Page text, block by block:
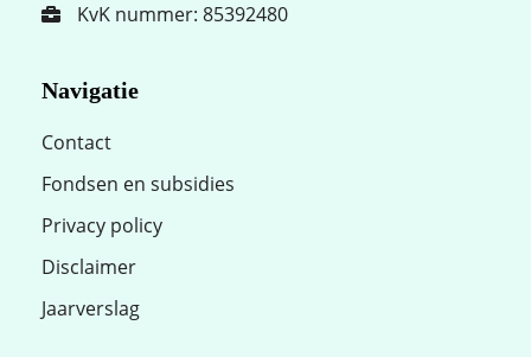
KvK nummer: 85392480
Navigatie
Contact
Fondsen en subsidies
Privacy policy
Disclaimer
Jaarverslag